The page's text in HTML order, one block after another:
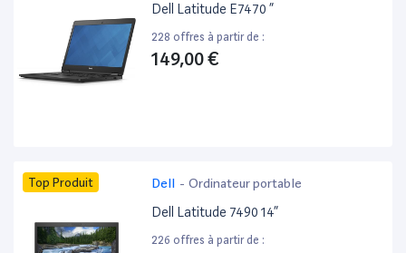
Dell Latitude E7470 ”
228 offres à partir de :
149,00 €
Top Produit Dell - Ordinateur portable
Dell Latitude 7490 14”
226 offres à partir de :